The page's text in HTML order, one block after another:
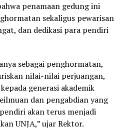
penamaan gedung ini
sekaligus pewarisan
dan dedikasi para pendiri
sebagai penghormatan,
nilai-nilai perjuangan,
generasi akademik
dan pengabdian yang
akan terus menjadi
UNJA,” ujar Rektor.